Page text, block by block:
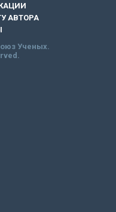
АВТОРА
Ученых.